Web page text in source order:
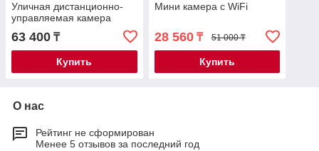
Уличная дистанционно-
управляемая камера
63 400 ₸
Купить
Мини камера с WiFi
28 560₸ 51 000 ₸
Купить
О нас
Рейтинг не сформирован
Менее 5 отзывов за последний год